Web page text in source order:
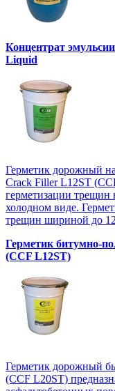
Концентрат
Liquid
Герметик дорожный
Crack Filler L12SТ
герметизации трещин
холодном виде.
трещин шириной до
Герметик битумно-
(CCF L12SТ)
Герметик дорожный
(CCF L20SТ)